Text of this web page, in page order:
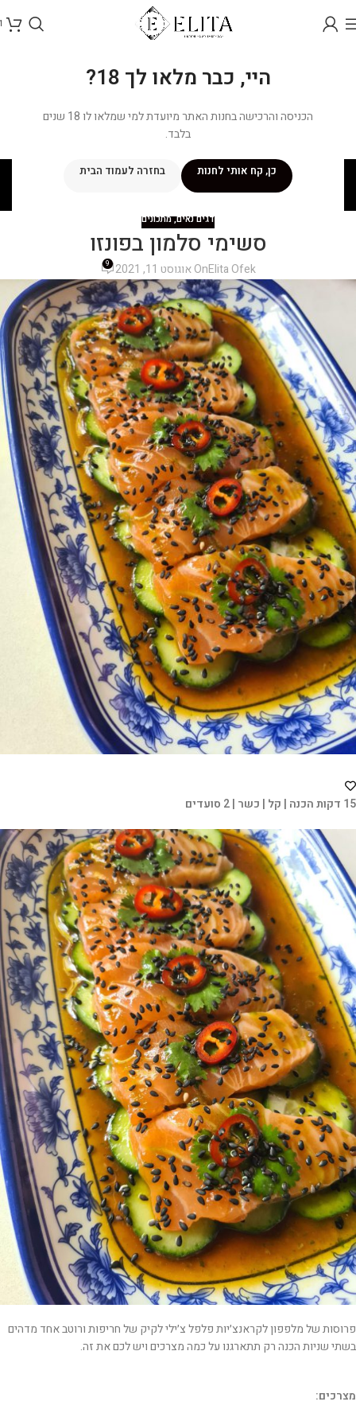
היי, כבר מלאו לך 18?
הכניסה והרכישה בחנות האתר מיועדת למי שמלאו לו 18 שנים
בלבד.
כן, קח אותי לחנות בחזרה לעמוד הביתבלוג
דגים נאים,מתכונים
סשימי סלמון בפונזו
Elita OfekOn אוגוסט 11, 2021 9
15 דקות הכנה | קל | כשר | 2 סועדים
פרוסות של מלפפון לקראנצ׳יות פלפל צ׳ילי לקיק של חריפות ורוטב אחד מדהים
בשתי שניות הכנה רק תתארגנו על כמה מצרכים ויש לכם את זה.
מצרכים: